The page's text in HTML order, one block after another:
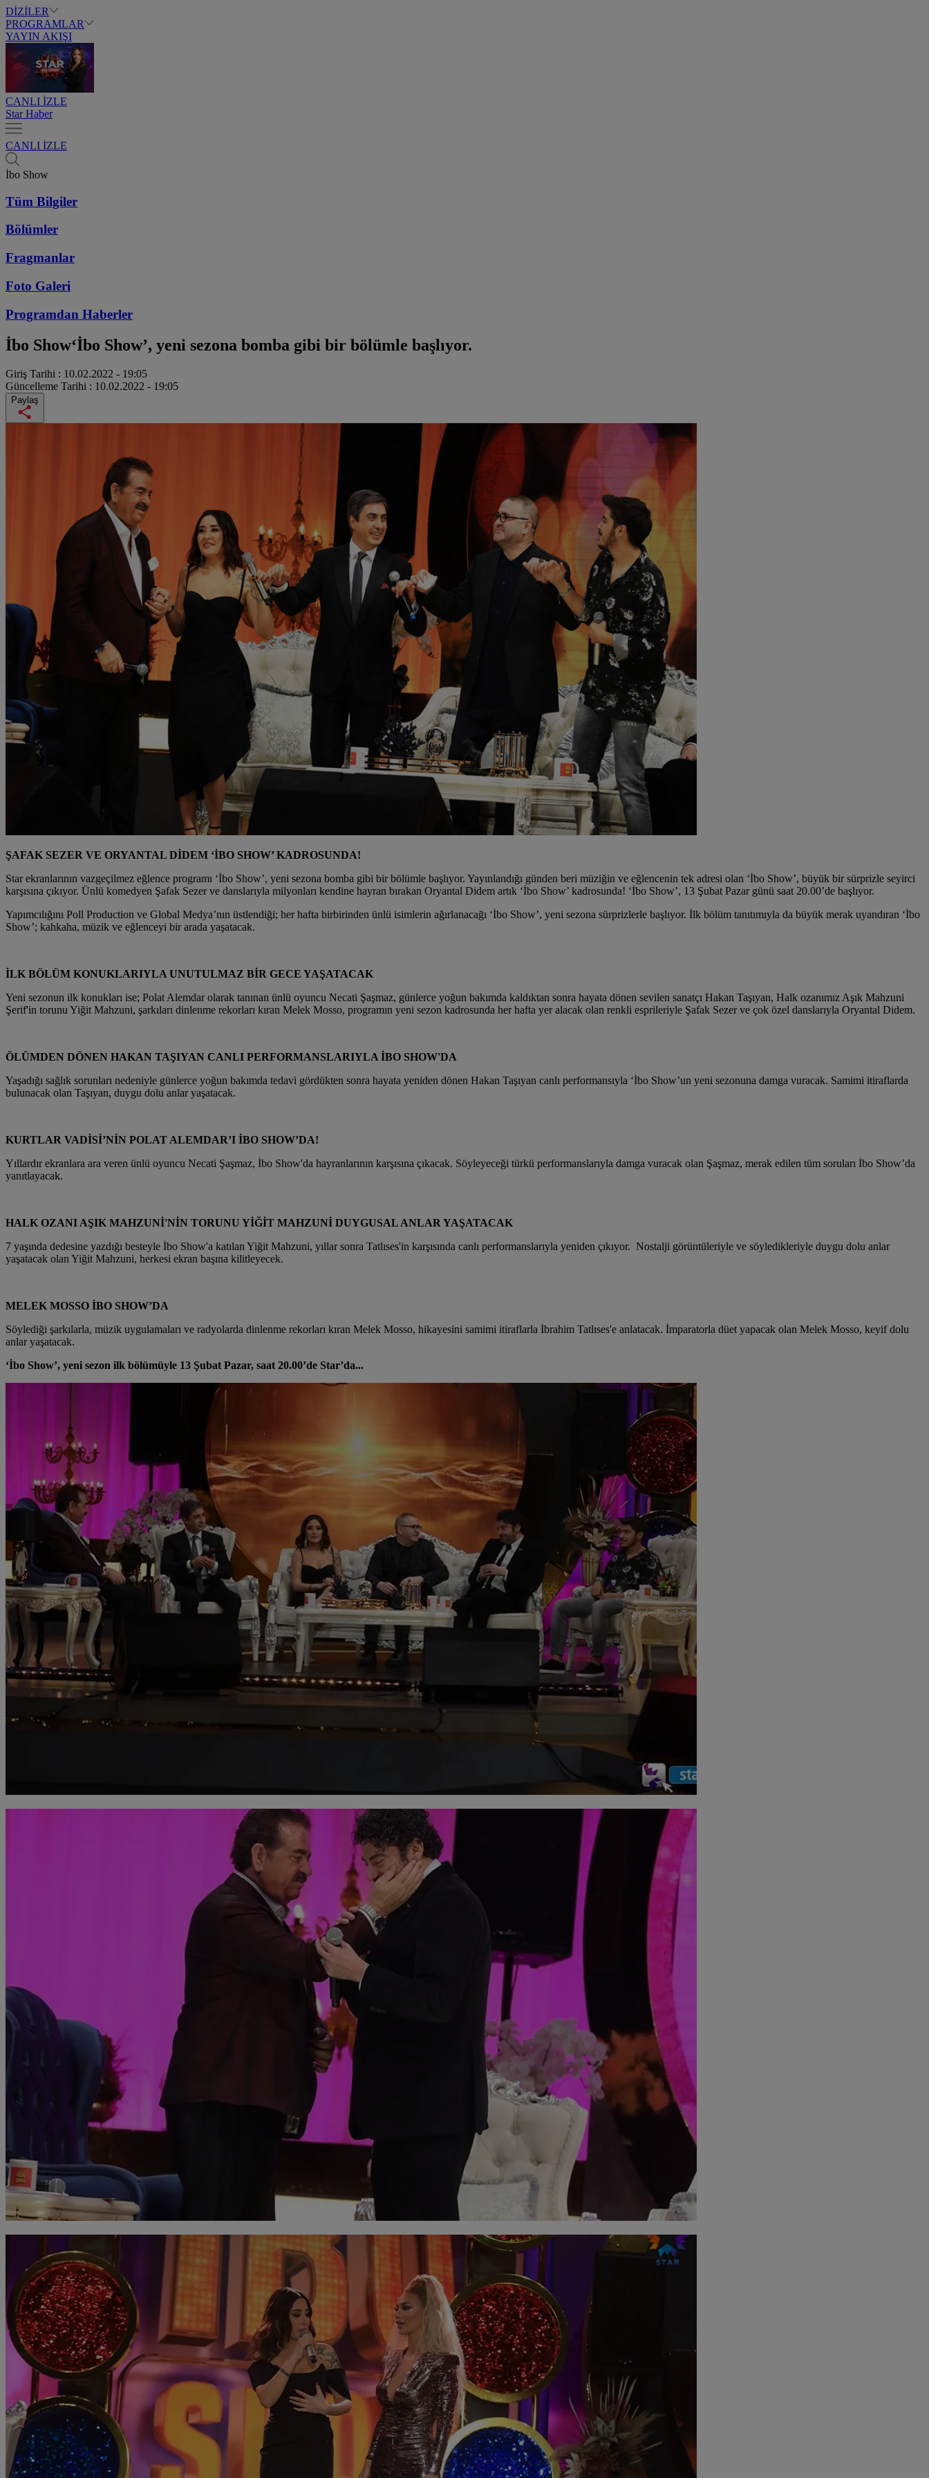
DİZİLER
PROGRAMLAR
YAYIN AKIŞI
CANLI İZLE
Star Haber
CANLI İZLE
İbo Show
Tüm Bilgiler
Bölümler
Fragmanlar
Foto Galeri
Programdan Haberler
İbo Show‘İbo Show’, yeni sezona bomba gibi bir bölümle başlıyor.
Giriş Tarihi : 10.02.2022 - 19:05
Güncelleme Tarihi : 10.02.2022 - 19:05
Paylaş
ŞAFAK SEZER VE ORYANTAL DİDEM ‘İBO SHOW’ KADROSUNDA!
Star ekranlarının vazgeçilmez eğlence programı ‘İbo Show’, yeni sezona bomba gibi bir bölümle başlıyor. Yayınlandığı günden beri müziğin ve eğlencenin tek adresi olan ‘İbo Show’, büyük bir sürprizle seyirci
karşısına çıkıyor. Ünlü komedyen Şafak Sezer ve danslarıyla milyonları kendine hayran bırakan Oryantal Didem artık ‘İbo Show’ kadrosunda! ‘İbo Show’, 13 Şubat Pazar günü saat 20.00’de başlıyor.
Yapımcılığını Poll Production ve Global Medya’nın üstlendiği; her hafta birbirinden ünlü isimlerin ağırlanacağı ‘İbo Show’, yeni sezona sürprizlerle başlıyor. İlk bölüm tanıtımıyla da büyük merak uyandıran ‘İbo
Show’; kahkaha, müzik ve eğlenceyi bir arada yaşatacak.
İLK BÖLÜM KONUKLARIYLA UNUTULMAZ BİR GECE YAŞATACAK
Yeni sezonun ilk konukları ise; Polat Alemdar olarak tanınan ünlü oyuncu Necati Şaşmaz, günlerce yoğun bakımda kaldıktan sonra hayata dönen sevilen sanatçı Hakan Taşıyan, Halk ozanımız Aşık Mahzuni
Şerif'in torunu Yiğit Mahzuni, şarkıları dinlenme rekorları kıran Melek Mosso, programın yeni sezon kadrosunda her hafta yer alacak olan renkli esprileriyle Şafak Sezer ve çok özel danslarıyla Oryantal Didem.
ÖLÜMDEN DÖNEN HAKAN TAŞIYAN CANLI PERFORMANSLARIYLA İBO SHOW'DA
Yaşadığı sağlık sorunları nedeniyle günlerce yoğun bakımda tedavi gördükten sonra hayata yeniden dönen Hakan Taşıyan canlı performansıyla ‘İbo Show’un yeni sezonuna damga vuracak. Samimi itiraflarda
bulunacak olan Taşıyan, duygu dolu anlar yaşatacak.
KURTLAR VADİSİ’NİN POLAT ALEMDAR’I İBO SHOW’DA!
Yıllardır ekranlara ara veren ünlü oyuncu Necati Şaşmaz, İbo Show'da hayranlarının karşısına çıkacak. Söyleyeceği türkü performanslarıyla damga vuracak olan Şaşmaz, merak edilen tüm soruları İbo Show’da
yanıtlayacak.
HALK OZANI AŞIK MAHZUNİ'NİN TORUNU YİĞİT MAHZUNİ DUYGUSAL ANLAR YAŞATACAK
7 yaşında dedesine yazdığı besteyle İbo Show'a katılan Yiğit Mahzuni, yıllar sonra Tatlıses'in karşısında canlı performanslarıyla yeniden çıkıyor. Nostalji görüntüleriyle ve söyledikleriyle duygu dolu anlar
yaşatacak olan Yiğit Mahzuni, herkesi ekran başına kilitleyecek.
MELEK MOSSO İBO SHOW’DA
Söylediği şarkılarla, müzik uygulamaları ve radyolarda dinlenme rekorları kıran Melek Mosso, hikayesini samimi itiraflarla İbrahim Tatlıses'e anlatacak. İmparatorla düet yapacak olan Melek Mosso, keyif dolu
anlar yaşatacak.
‘İbo Show’, yeni sezon ilk bölümüyle 13 Şubat Pazar, saat 20.00’de Star’da...